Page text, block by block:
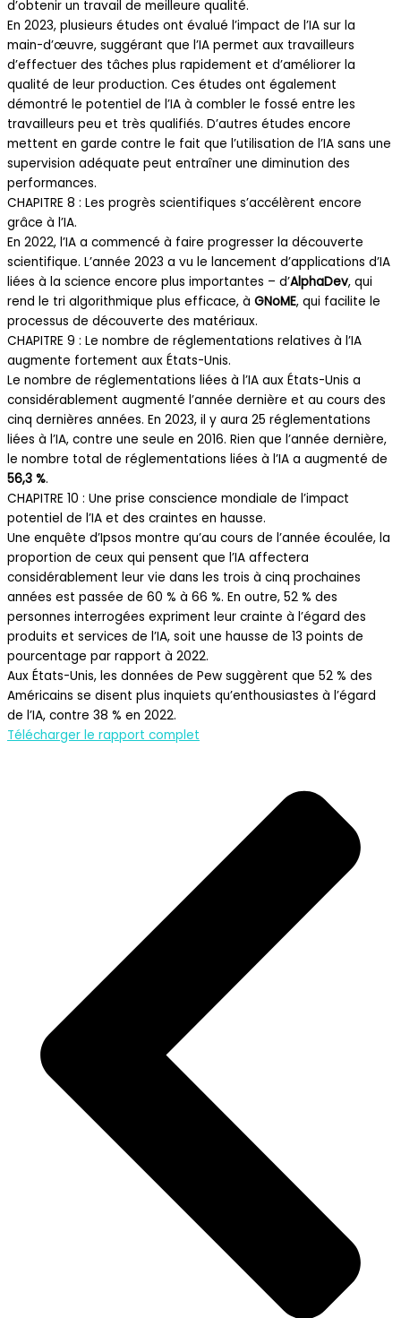
d’obtenir un travail de meilleure qualité.
En 2023, plusieurs études ont évalué l’impact de l’IA sur la
main-d’œuvre, suggérant que l’IA permet aux travailleurs
d’effectuer des tâches plus rapidement et d’améliorer la
qualité de leur production. Ces études ont également
démontré le potentiel de l’IA à combler le fossé entre les
travailleurs peu et très qualifiés. D’autres études encore
mettent en garde contre le fait que l’utilisation de l’IA sans une
supervision adéquate peut entraîner une diminution des
performances.
CHAPITRE 8 : Les progrès scientifiques s’accélèrent encore
grâce à l’IA.
En 2022, l’IA a commencé à faire progresser la découverte
scientifique. L’année 2023 a vu le lancement d’applications d’IA
liées à la science encore plus importantes – d’AlphaDev, qui
rend le tri algorithmique plus efficace, à GNoME, qui facilite le
processus de découverte des matériaux.
CHAPITRE 9 : Le nombre de réglementations relatives à l’IA
augmente fortement aux États-Unis.
Le nombre de réglementations liées à l’IA aux États-Unis a
considérablement augmenté l’année dernière et au cours des
cinq dernières années. En 2023, il y aura 25 réglementations
liées à l’IA, contre une seule en 2016. Rien que l’année dernière,
le nombre total de réglementations liées à l’IA a augmenté de
56,3 %.
CHAPITRE 10 : Une prise conscience mondiale de l’impact
potentiel de l’IA et des craintes en hausse.
Une enquête d’Ipsos montre qu’au cours de l’année écoulée, la
proportion de ceux qui pensent que l’IA affectera
considérablement leur vie dans les trois à cinq prochaines
années est passée de 60 % à 66 %. En outre, 52 % des
personnes interrogées expriment leur crainte à l’égard des
produits et services de l’IA, soit une hausse de 13 points de
pourcentage par rapport à 2022.
Aux États-Unis, les données de Pew suggèrent que 52 % des
Américains se disent plus inquiets qu’enthousiastes à l’égard
de l’IA, contre 38 % en 2022.
Télécharger le rapport complet